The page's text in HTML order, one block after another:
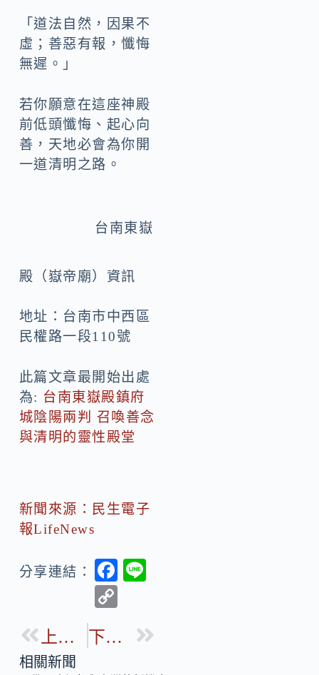
「道法自然，因果不
虛；善惡有報，懺悔
無遲。」
若你願意在這座神殿
前低頭懺悔、起心向
善，天地必會為你開
一道清明之路。
台南東嶽殿
民權路一段110號
為:台南東嶽殿鎮府
城陰陽兩判 召喚善念
與清明的靈性殿堂
報LifeNews
ac
o
C
y
Li
相關新聞
柔佛醫療崛起與台灣的新機會